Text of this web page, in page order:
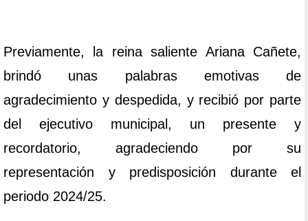
Previamente, la reina saliente Ariana Cañete,
brindó unas palabras emotivas de
agradecimiento y despedida, y recibió por parte
del ejecutivo municipal, un presente y
recordatorio, agradeciendo por su
representación y predisposición durante el
periodo 2024/25.